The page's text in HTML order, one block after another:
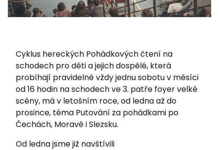
Cyklus hereckých Pohádkových čtení na
schodech pro děti a jejich dospělé, která
probíhají pravidelně vždy jednu sobotu v měsíci
od 16 hodin na schodech ve 3. patře foyer velké
scény, má v letošním roce, od ledna až do
prosince, téma Putování za pohádkami po
Čechách, Moravě i Slezsku.
Od ledna jsme již navštívili